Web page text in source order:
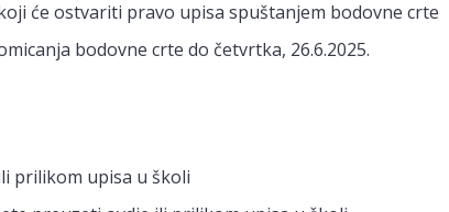
će ostvariti pravo upisa spuštanjem bodovne crte
bodovne crte do četvrtka, 26.6.2025.
prilikom upisa u školi